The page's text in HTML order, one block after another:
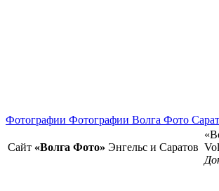
Фотографии Фотографии Волга Фото
Сайт «Волга Фото» Энгельс и Саратов